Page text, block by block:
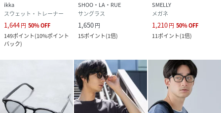
ikka
スウェット・トレーナー
1,644円 50%OFF
149ポイント(10%ポイント
バック)
SHOO・LA・RUE
サングラス
1,650円
15ポイント(1倍)
SMELLY
メガネ
1,210円 50%OFF
11ポイント(1倍)